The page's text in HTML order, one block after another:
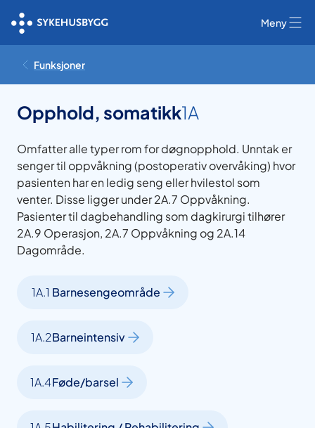
Meny
Funksjoner
Opphold, somatikk1A
Omfatter alle typer rom for døgnopphold. Unntak er
senger til oppvåkning (postoperativ overvåking) hvor
pasienten har en ledig seng eller hvilestol som
venter. Disse ligger under 2A.7 Oppvåkning.
Pasienter til dagbehandling som dagkirurgi tilhører
2A.9 Operasjon, 2A.7 Oppvåkning og 2A.14
Dagområde.
1A.1 Barnesengeområde
1A.2Barneintensiv
1A.4Føde/barsel